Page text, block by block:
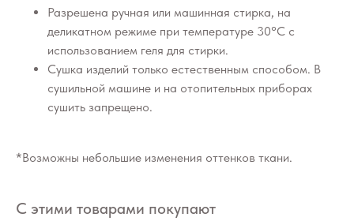
Разрешена ручная или машинная стирка, на
деликатном режиме при температуре 30°C с
использованием геля для стирки.
Сушка изделий только естественным способом. В
сушильной машине и на отопительных приборах
сушить запрещено.
*Возможны небольшие изменения оттенков ткани.
С этими товарами покупают